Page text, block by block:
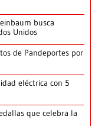
busca
Unidos
de Pandeportes por
eléctrica con 5
que celebra la